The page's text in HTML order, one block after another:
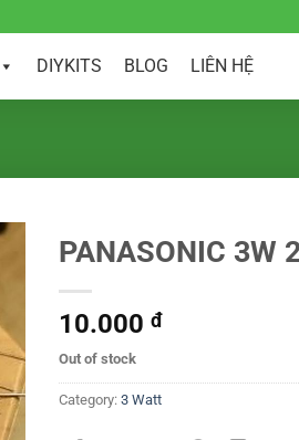
DIYKITS BLOG LIÊN HỆ
PANASONIC 3W
10.000 đ
Out of stock
Category: 3 Watt